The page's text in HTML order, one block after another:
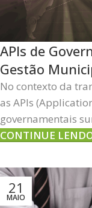
APIs de
Gestão
No contexto da
as APIs
governamentais
CONTINUE
21
MAIO